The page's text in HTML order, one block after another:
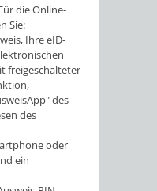
die Online-
Sie:
Ihre eID-
freigeschalteter
des
des
oder
ein